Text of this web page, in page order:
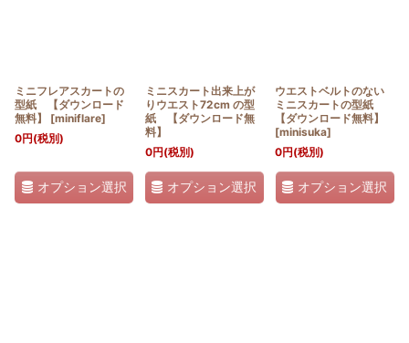
ミニフレアスカートの
型紙 【ダウンロード
無料】
[miniflare]
0円(税別)
オプション選択
ミニスカート出来上が
りウエスト72cm の型
紙 【ダウンロード無
料】
0円(税別)
オプション選択
ウエストベルトのない
ミニスカートの型紙
【ダウンロード無料】
[minisuka]
0円(税別)
オプション選択